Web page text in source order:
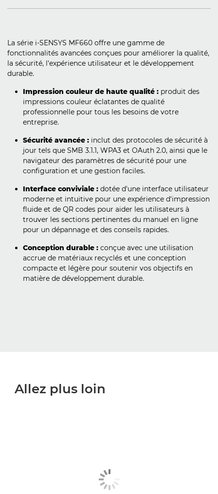
La série i-SENSYS MF660 offre une gamme de
fonctionnalités avancées conçues pour améliorer la qualité,
la sécurité, l'expérience utilisateur et le développement
durable.
Impression couleur de haute qualité : produit des
impressions couleur éclatantes de qualité
professionnelle pour tous les besoins de votre
entreprise.
Sécurité avancée : inclut des protocoles de sécurité à
jour tels que SMB 3.1.1, WPA3 et OAuth 2.0, ainsi que le
navigateur des paramètres de sécurité pour une
configuration et une gestion faciles.
Interface conviviale : dotée d'une interface utilisateur
moderne et intuitive pour une expérience d'impression
fluide et de QR codes pour aider les utilisateurs à
trouver les sections pertinentes du manuel en ligne
pour un dépannage et des conseils rapides.
Conception durable : conçue avec une utilisation
accrue de matériaux recyclés et une conception
compacte et légère pour soutenir vos objectifs en
matière de développement durable.
Allez plus loin